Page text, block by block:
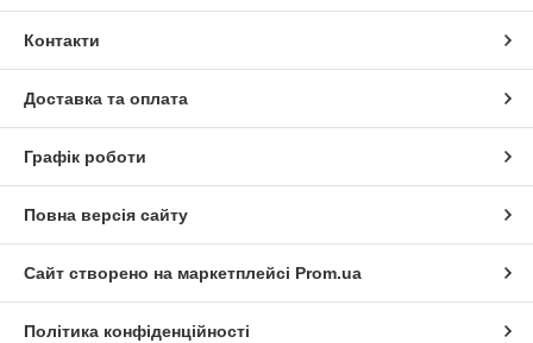
Контакти
Доставка та оплата
Графік роботи
Повна версія сайту
Сайт створено на маркетплейсі Prom.ua
Політика конфіденційності